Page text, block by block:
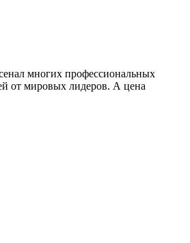
многих профессиональных
от мировых лидеров. А цена